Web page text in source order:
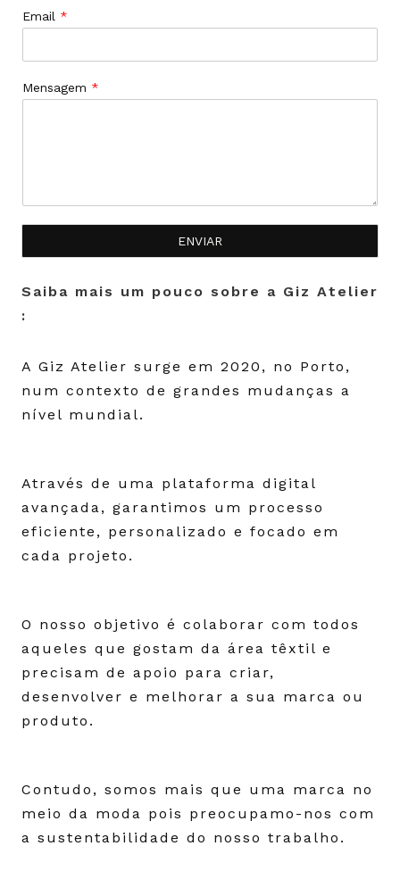
Email *
Mensagem *
ENVIAR
Saiba mais um pouco sobre a Giz Atelier
:
A Giz Atelier surge em 2020, no Porto,
num contexto de grandes mudanças a
nível mundial.
Através de uma plataforma digital
avançada, garantimos um processo
eficiente, personalizado e focado em
cada projeto.
O nosso objetivo é colaborar com todos
aqueles que gostam da área têxtil e
precisam de apoio para criar,
desenvolver e melhorar a sua marca ou
produto.
Contudo, somos mais que uma marca no
meio da moda pois preocupamo-nos com
a sustentabilidade do nosso trabalho.